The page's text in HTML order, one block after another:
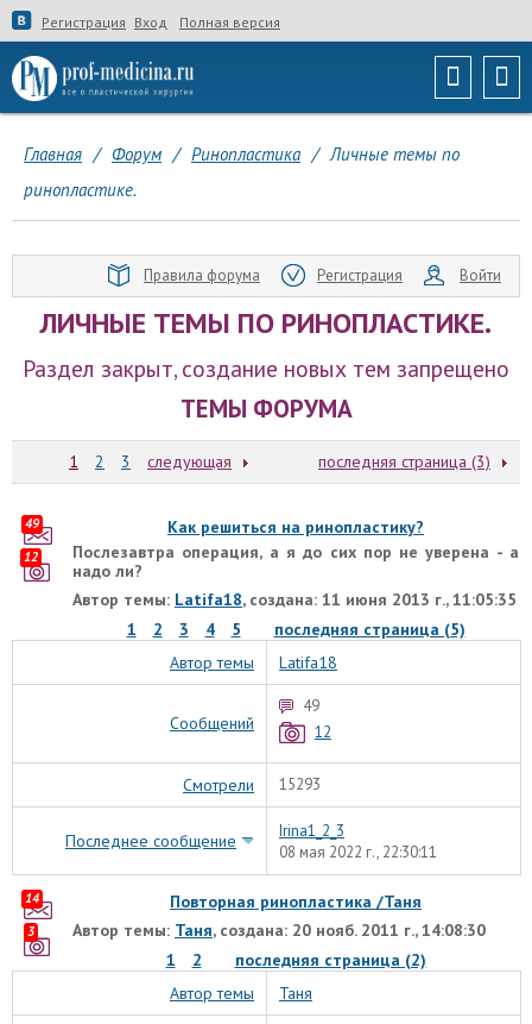
Регистрация Вход Полная версия
Главная / Форум / Ринопластика / Личные темы по
ринопластике.
Правила форума Регистрация Войти
ЛИЧНЫЕ ТЕМЫ ПО РИНОПЛАСТИКЕ.
Раздел закрыт, создание новых тем запрещено
ТЕМЫ ФОРУМА
1 2 3 следующая последняя страница (3)
Как решиться на ринопластику?
Послезавтра операция, а я до сих пор не уверена - а
надо ли?
Автор темы: Latifa18, создана: 11 июня 2013 г., 11:05:35
1
2 3 4 5 последняя страница (5)
49
12
Автор темы Latifa18
Сообщений
49
12
Смотрели 15293
Последнее сообщение
Irina1_2_3
08 мая 2022 г., 22:30:11
Повторная ринопластика /Таня
Автор темы: Таня, создана: 20 нояб. 2011 г., 14:08:30
1
2 последняя страница (2)
14
3
Автор темы Таня